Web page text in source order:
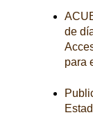
de
para